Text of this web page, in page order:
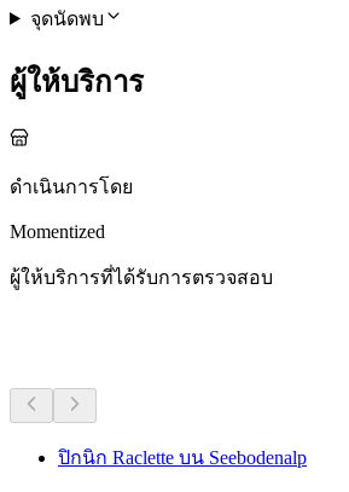
จุดนัดพบ
ผู้ให้บริการ
ดำเนินการโดย
Momentized
ผู้ให้บริการที่ได้รับการตรวจสอบ
ปิกนิก Raclette บน Seebodenalp